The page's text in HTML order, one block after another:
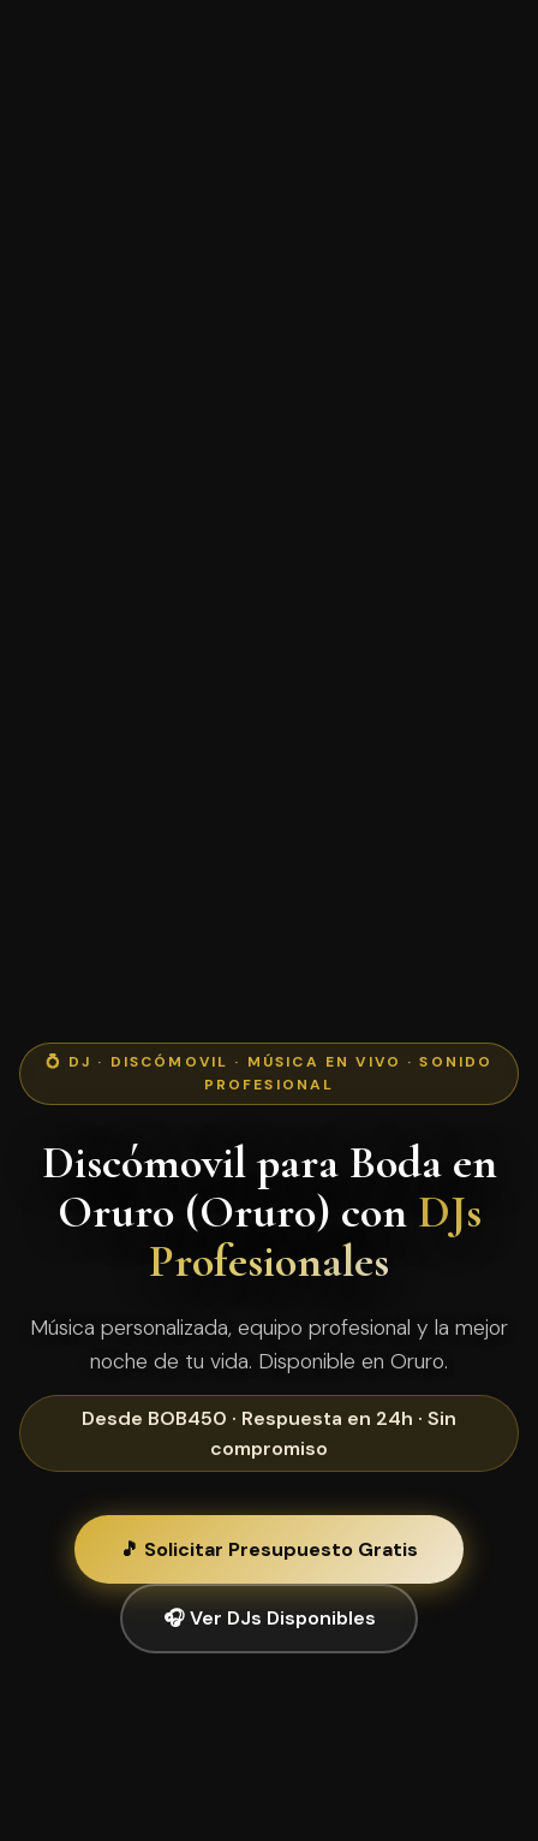
💍 DJ · DISCÓMOVIL · MÚSICA EN VIVO · SONIDO
PROFESIONAL
Discómovil para Boda en
Oruro (Oruro) con DJs
Profesionales
Música personalizada, equipo profesional y la mejor
noche de tu vida. Disponible en Oruro.
Desde BOB450 · Respuesta en 24h · Sin
compromiso
🎵 Solicitar Presupuesto Gratis
🎧 Ver DJs Disponibles